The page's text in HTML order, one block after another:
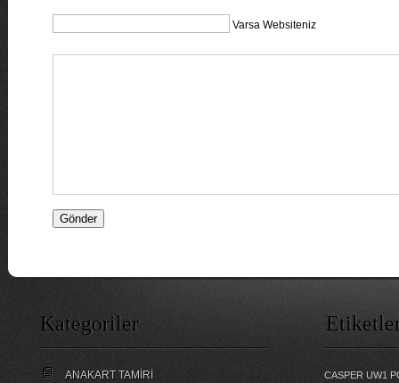
Varsa Websiteniz
Kategoriler
ANAKART TAMİRİ
CASPER UW1